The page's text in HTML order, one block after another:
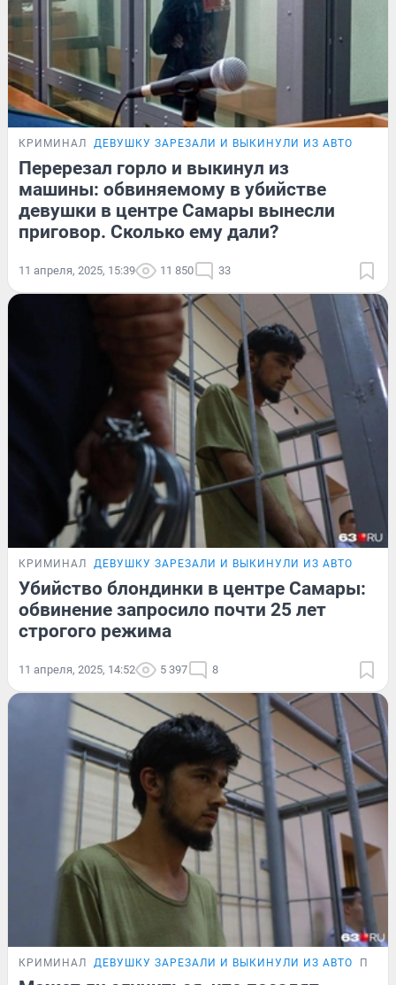
КРИМИНАЛ ДЕВУШКУ ЗАРЕЗАЛИ И ВЫКИНУЛИ ИЗ АВТО
Перерезал горло и выкинул из
машины: обвиняемому в убийстве
девушки в центре Самары вынесли
приговор. Сколько ему дали?
11 апреля, 2025, 15:39 11 850 33
КРИМИНАЛ ДЕВУШКУ ЗАРЕЗАЛИ И ВЫКИНУЛИ ИЗ АВТО
Убийство блондинки в центре Самары:
обвинение запросило почти 25 лет
строгого режима
11 апреля, 2025, 14:52 5 397 8
КРИМИНАЛ ДЕВУШКУ ЗАРЕЗАЛИ И ВЫКИНУЛИ ИЗ АВТО